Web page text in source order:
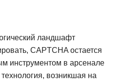
ландшафт
CAPTCHA остается
инструментом в арсенале
возникшая на